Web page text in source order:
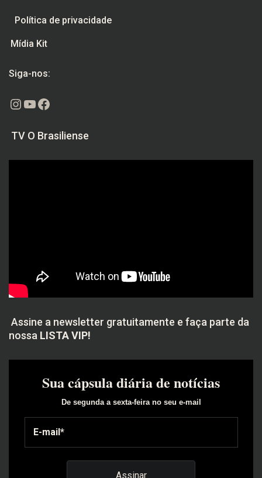
Política de privacidade
Mídia Kit
Siga-nos:
Instagram
Youtube
Facebook
TV O Brasiliense
Assine a newsletter gratuitamente e faça parte da
nossa LISTA VIP!
Sua cápsula diária de notícias
De segunda a sexta-feira no seu e-mail